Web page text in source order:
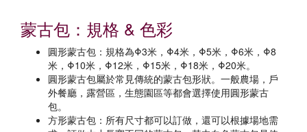
蒙古包：規格 & 色彩
圓形蒙古包：規格為Φ3米，Φ4米，Φ5米，Φ6米，Φ8
米，Φ10米，Φ12米，Φ15米，Φ18米，Φ20米。
圓形蒙古包屬於常見傳統的蒙古包形狀。一般農場，戶
外餐廳，露營區，生態園區等都會選擇使用圓形蒙古
包。
方形蒙古包：所有尺寸都可以訂做，還可以根據場地需